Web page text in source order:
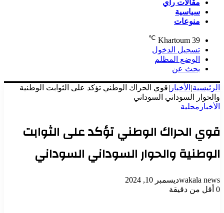
مقالات رأي
سياسية
منوعات
Khartoum 39
℃
تسجيل الدخول
الوضع المظلم
بحث عن
الرئيسية| الأخبار |قوي الحراك الوطني تؤكد على الثوابت الوطنية
والحوار السوداني السوداني
الأخبار محلية
قوي الحراك الوطني تؤكد على الثوابت
الوطنية والحوار السوداني السوداني
wakala newsديسمبر 10, 2024
0 أقل من دقيقة